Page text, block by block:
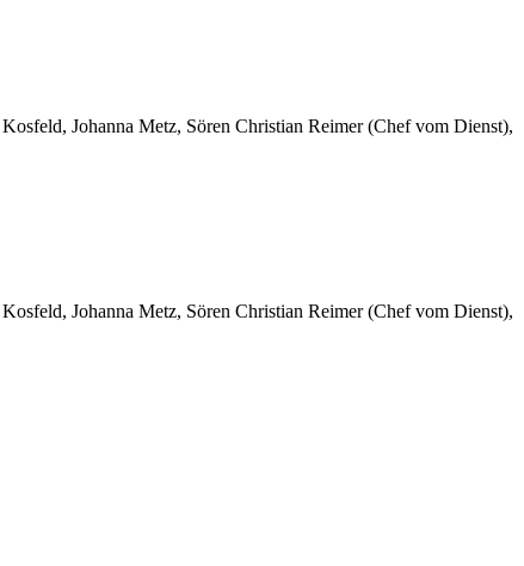
Kosfeld, Johanna Metz, Sören Christian Reimer (Chef vom Dienst),
Kosfeld, Johanna Metz, Sören Christian Reimer (Chef vom Dienst),